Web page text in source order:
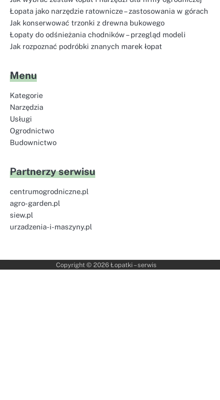
Łopata jako narzędzie ratownicze – zastosowania w górach
Jak konserwować trzonki z drewna bukowego
Łopaty do odśnieżania chodników – przegląd modeli
Jak rozpoznać podróbki znanych marek łopat
Menu
Kategorie
Narzędzia
Usługi
Ogrodnictwo
Budownictwo
Partnerzy serwisu
centrumogrodniczne.pl
agro-garden.pl
siew.pl
urzadzenia-i-maszyny.pl
Copyright © 2026 Łopatki – serwis